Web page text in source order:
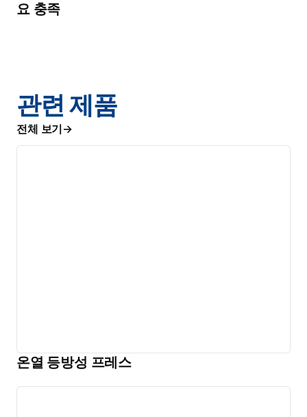
요 충족
관련 제품
전체 보기
온열 등방성 프레스